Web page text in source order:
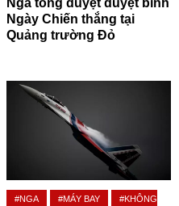
Nga tổng duyệt duyệt binh
Ngày Chiến thắng tại
Quảng trường Đỏ
#NGA #MÁY BAY
#KHÔNG